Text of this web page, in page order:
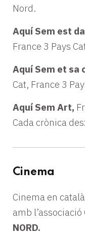
Nord.
Aquí Sem est
France 3 Pays
Aquí Sem et sa
Cat, France 3
Aquí Sem Art,
Cada crònica
Cinema
Cinema en
amb l’associació
NORD.